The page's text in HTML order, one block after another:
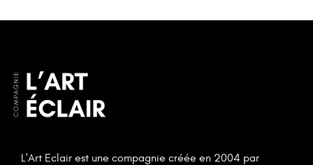
L'Art Eclair est une compagnie créée en 2004 par